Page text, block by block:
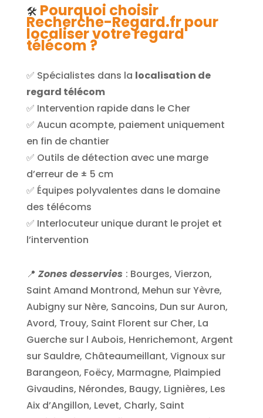
🛠️ Pourquoi choisir
Recherche-Regard.fr pour
localiser votre regard
télécom ?
✅ Spécialistes dans la localisation de
regard télécom
✅ Intervention rapide dans le Cher
✅ Aucun acompte, paiement uniquement
en fin de chantier
✅ Outils de détection avec une marge
d’erreur de ± 5 cm
✅ Équipes polyvalentes dans le domaine
des télécoms
✅ Interlocuteur unique durant le projet et
l’intervention
📍 Zones desservies : Bourges, Vierzon,
Saint Amand Montrond, Mehun sur Yèvre,
Aubigny sur Nère, Sancoins, Dun sur Auron,
Avord, Trouy, Saint Florent sur Cher, La
Guerche sur l Aubois, Henrichemont, Argent
sur Sauldre, Châteaumeillant, Vignoux sur
Barangeon, Foëcy, Marmagne, Plaimpied
Givaudins, Nérondes, Baugy, Lignières, Les
Aix d’Angillon, Levet, Charly, Saint